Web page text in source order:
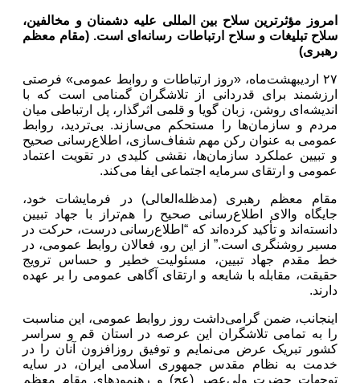
امروز مؤثرترین سلاح بین المللی علیه دشمنان و مخالفین،
سلاح تبلیغات و سلاح ارتباطات رسانه‌ای است.‌ (مقام معظم
رهبری)
۲۷ اردیبهشت‌ماه، «روز ارتباطات و روابط عمومی» فرصتی
ارزشمند برای قدردانی از تلاشگران گمنامی است که با
اندیشه‌ای روشن، زبان گویا و قلمی اثرگذار، پل ارتباطی میان
مردم و سازمان‌ها را مستحکم می‌سازند. بی‌تردید، روابط
عمومی به عنوان رکن مهم شفاف‌سازی، اطلاع‌رسانی صحیح
و تبیین عملکرد سازمان‌ها، نقشی کلیدی در تقویت اعتماد
عمومی و ارتقای سرمایه اجتماعی ایفا می‌کند.
مقام معظم رهبری (مدظله‌العالی) در فرمایشات خود،
جایگاه والای اطلاع‌رسانی صحیح را هم‌تراز با جهاد تبیین
دانسته‌اند و تأکید کرده‌اند که “اطلاع‌رسانی درست، حرکت در
مسیر روشنگری است.” از این رو، فعالان روابط عمومی، در
خط مقدم جهاد تبیین، مسئولیت خطیر و حساس ترویج
حقیقت، مقابله با شایعه و ارتقای آگاهی عمومی را بر عهده
دارند.
اینجانب، ضمن گرامی‌داشت روز روابط عمومی، این مناسبت
را به تمامی تلاشگران این عرصه در استان قم و سراسر
کشور تبریک عرض می‌نمایم و توفیق روزافزون آنان را در
خدمت به نظام مقدس جمهوری اسلامی ایران، در سایه
توجهات حضرت ولی‌عصر (عج) و رهنمودهای مقام معظم